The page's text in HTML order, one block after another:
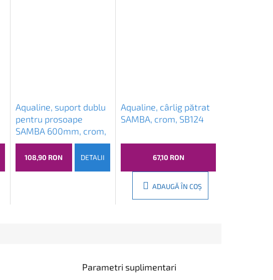
Aqualine, suport dublu
pentru prosoape
SAMBA 600mm, crom,
SB111
108,90 RON DETALII
Aqualine, cârlig pătrat
SAMBA, crom, SB124
67,10 RON
ADAUGĂ ÎN COŞ
Parametri suplimentari